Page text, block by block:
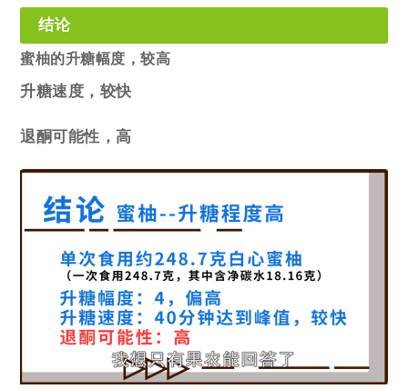
结论
蜜柚的升糖幅度，较高
升糖速度，较快
退酮可能性，高